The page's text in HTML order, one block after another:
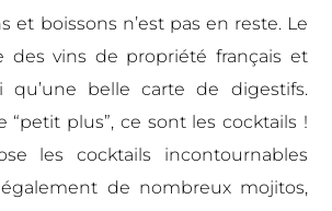
et boissons n’est pas en reste. Le
des vins de propriété français et
qu’une belle carte de digestifs.
“petit plus”, ce sont les cocktails !
les cocktails incontournables
de nombreux mojitos,